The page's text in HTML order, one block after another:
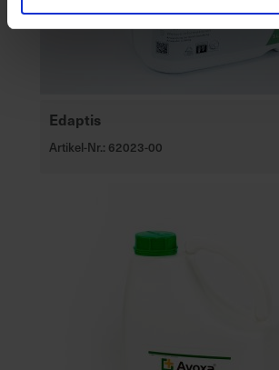
Edaptis
Artikel-Nr.: 62023-00